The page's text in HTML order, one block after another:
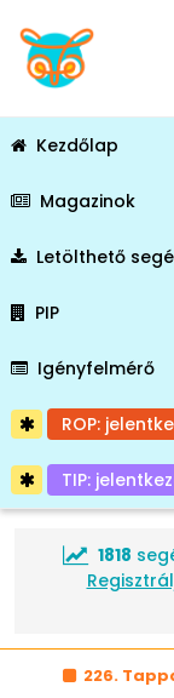
Kezdőlap
Magazinok
Letölthető
PIP
Igényfelmérő
ROP:
TIP:
1818
226.